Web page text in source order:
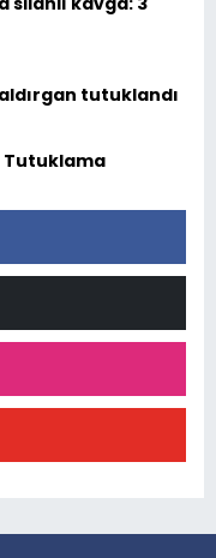
tutuklandı
Tutuklama